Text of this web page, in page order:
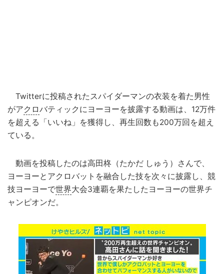
Twitterに投稿されたスパイダーマンの衣装を着た男性
がアクロバティックにヨーヨーを披露する動画は、12万件
を超える「いいね」を獲得し、再生回数も200万回を超え
ている。
動画を投稿したのは高田柊（たかだ しゅう）さんで、
ヨーヨーとアクロバットを融合した技を次々に披露し、競
技ヨーヨーで世界大会3連覇を果たしたヨーヨーの世界チ
ャンピオンだ。